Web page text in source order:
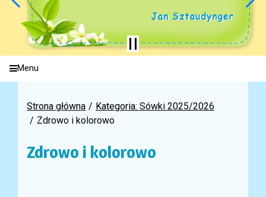
Menu
Strona główna
Kategoria: Sówki 2025/2026
Zdrowo i kolorowo
Zdrowo i kolorowo